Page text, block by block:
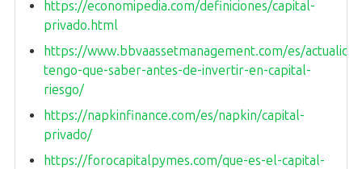
https://economipedia.com/definiciones/capital-
privado.html
https://www.bbvaassetmanagement.com/es/
tengo-que-saber-antes-de-invertir-en-capital-
riesgo/
https://napkinfinance.com/es/napkin/capital-
privado/
https://forocapitalpymes.com/que-es-el-capital-